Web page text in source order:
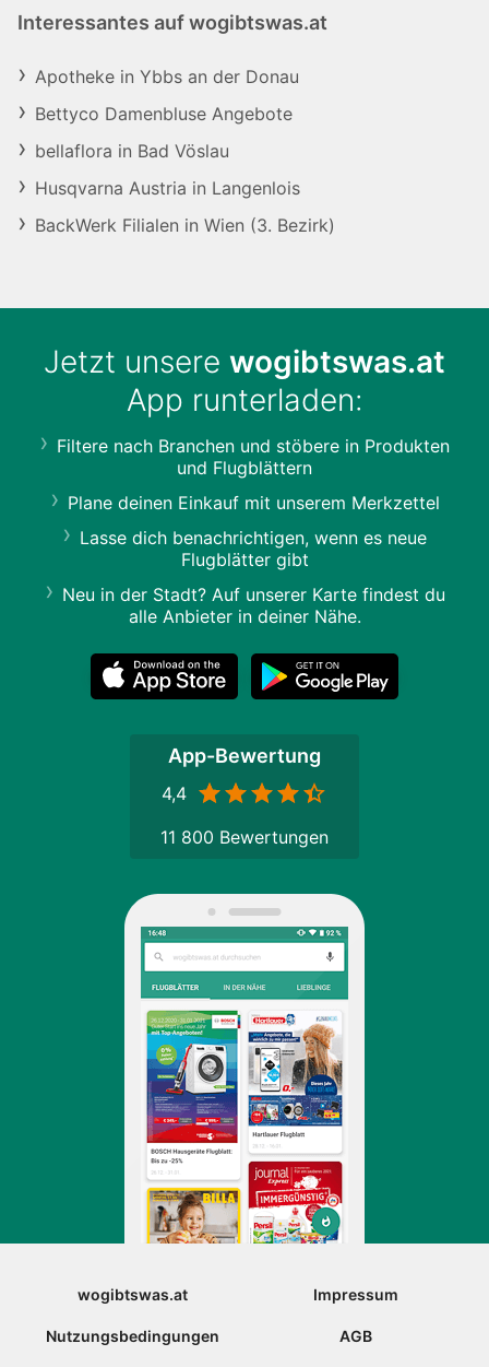
Interessantes auf wogibtswas.at
Apotheke in Ybbs an der Donau
Bettyco Damenbluse Angebote
bellaflora in Bad Vöslau
Husqvarna Austria in Langenlois
BackWerk Filialen in Wien (3. Bezirk)
Jetzt unsere wogibtswas.at
App runterladen:
Filtere nach Branchen und stöbere in Produkten
und Flugblättern
Plane deinen Einkauf mit unserem Merkzettel
Lasse dich benachrichtigen, wenn es neue
Flugblätter gibt
Neu in der Stadt? Auf unserer Karte findest du
alle Anbieter in deiner Nähe.
App-Bewertung
4,4
11 800 Bewertungen
wogibtswas.at Impressum
Nutzungsbedingungen AGB